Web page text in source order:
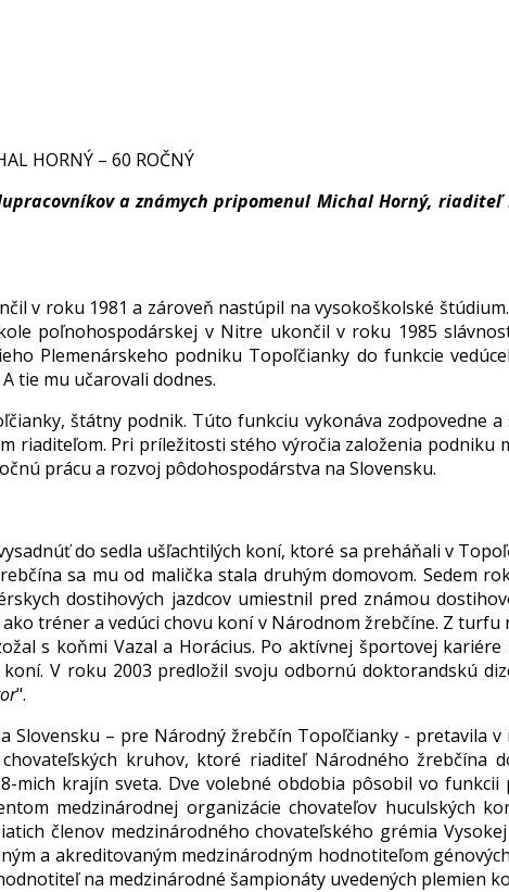
a známych pripomenul Michal Horný, riaditeľ
v roku 1981 a zároveň nastúpil na vysokoškolské
poľnohospodárskej v Nitre ukončil v roku 1985
Plemenárskeho podniku Topoľčianky do funkcie
tie mu učarovali dodnes.
štátny podnik. Túto funkciu vykonáva zodpovedne
riaditeľom. Pri príležitosti stého výročia založenia podniku
prácu a rozvoj pôdohospodárstva na Slovensku.
do sedla ušľachtilých koní, ktoré sa preháňali v
sa mu od malička stala druhým domovom. Sedem
dostihových jazdcov umiestnil pred známou
tréner a vedúci chovu koní v Národnom žrebčíne. Z turfu
s koňmi Vazal a Horácius. Po aktívnej športovej
V roku 2003 predložil svoju odbornú doktorandskú
".
– pre Národný žrebčín Topoľčianky - pretavila
kruhov, ktoré riaditeľ Národného žrebčína
mich krajín sveta. Dve volebné obdobia pôsobil vo
medzinárodnej organizácie chovateľov huculských
členov medzinárodného chovateľského grémia
a akreditovaným medzinárodným hodnotiteľom
na medzinárodné šampionáty uvedených plemien